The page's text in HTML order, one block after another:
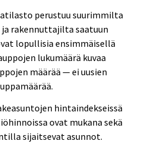
perustuu suurimmilta
rakennuttajilta saatuun
lopullisia ensimmäisellä
lukumäärä kuvaa
määrää — ei uusien
hintaindekseissä
ovat mukana sekä
sijaitsevat asunnot.